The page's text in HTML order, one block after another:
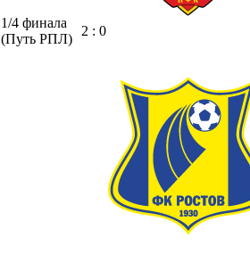
1/4 финала
(Путь РПЛ)
2 : 0